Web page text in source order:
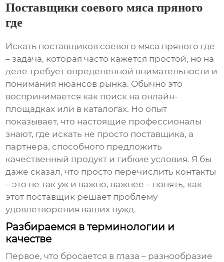
Поставщики соевого мяса пряного
где
Искать поставщиков соевого мяса пряного где
– задача, которая часто кажется простой, но на
деле требует определенной внимательности и
понимания нюансов рынка. Обычно это
воспринимается как поиск на онлайн-
площадках или в каталогах. Но опыт
показывает, что настоящие профессионалы
знают, где искать не просто поставщика, а
партнера, способного предложить
качественный продукт и гибкие условия. Я бы
даже сказал, что просто перечислить контакты
– это не так уж и важно, важнее – понять, как
этот поставщик решает проблему
удовлетворения ваших нужд.
Разбираемся в терминологии и
качестве
Первое, что бросается в глаза – разнообразие